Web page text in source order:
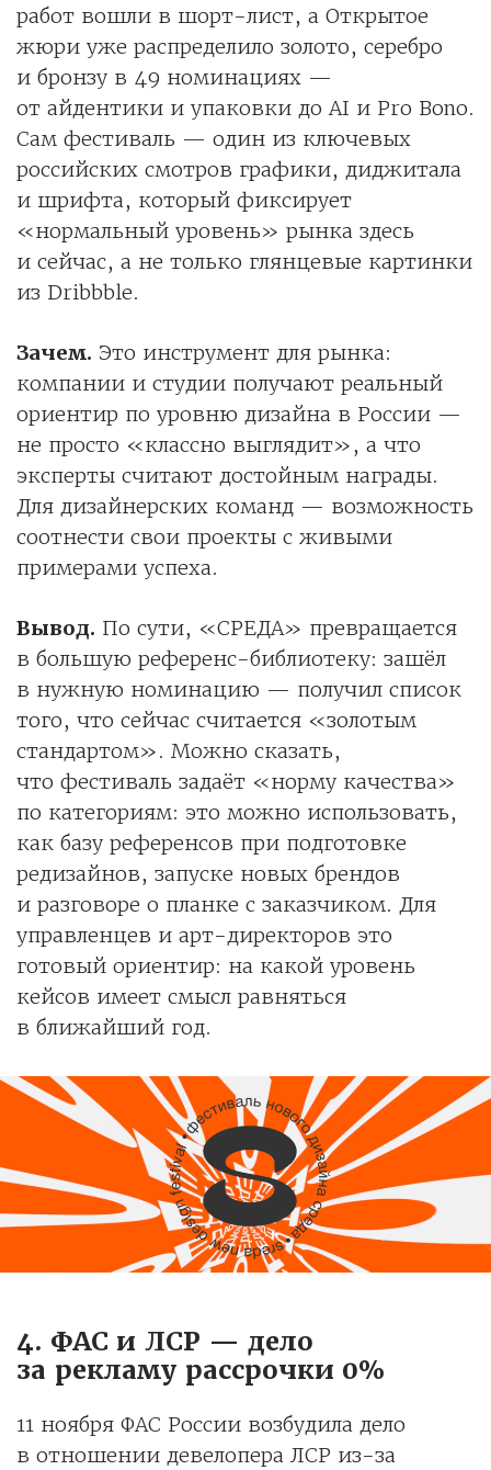
работ вошли в шорт-лист, а Открытое
жюри уже распределило золото, серебро
и бронзу в 49 номинациях —
от айдентики и упаковки до AI и Pro Bono.
Сам фестиваль — один из ключевых
российских смотров графики, диджитала
и шрифта, который фиксирует
«нормальный уровень» рынка здесь
и сейчас, а не только глянцевые картинки
из Dribbble.
Зачем. Это инструмент для рынка:
компании и студии получают реальный
ориентир по уровню дизайна в России —
не просто «классно выглядит», а что
эксперты считают достойным награды.
Для дизайнерских команд — возможность
соотнести свои проекты с живыми
примерами успеха.
Вывод. По сути, «СРЕДА» превращается
в большую референс-библиотеку: зашёл
в нужную номинацию — получил список
того, что сейчас считается «золотым
стандартом». Можно сказать,
что фестиваль задаёт «норму качества»
по категориям: это можно использовать,
как базу референсов при подготовке
редизайнов, запуске новых брендов
и разговоре о планке с заказчиком. Для
управленцев и арт-директоров это
готовый ориентир: на какой уровень
кейсов имеет смысл равняться
в ближайший год.
4. ФАС и ЛСР — дело
за рекламу рассрочки 0%
11 ноября ФАС России возбудила дело
в отношении девелопера ЛСР из-за